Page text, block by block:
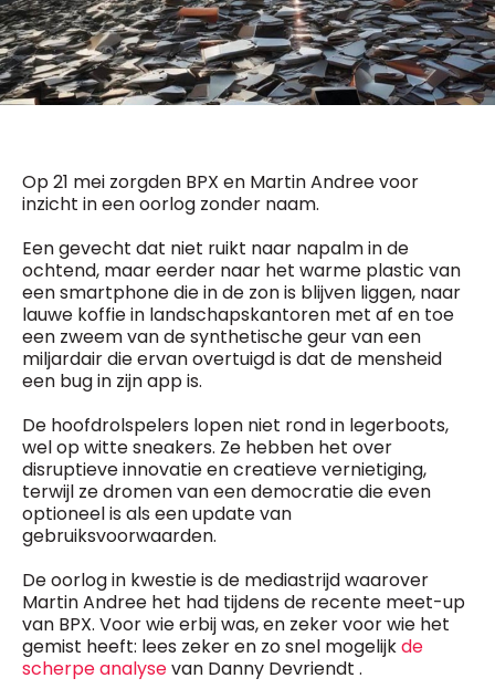
Op 21 mei zorgden BPX en Martin Andree voor
inzicht in een oorlog zonder naam.
Een gevecht dat niet ruikt naar napalm in de
ochtend, maar eerder naar het warme plastic van
een smartphone die in de zon is blijven liggen, naar
lauwe koffie in landschapskantoren met af en toe
een zweem van de synthetische geur van een
miljardair die ervan overtuigd is dat de mensheid
een bug in zijn app is.
De hoofdrolspelers lopen niet rond in legerboots,
wel op witte sneakers. Ze hebben het over
disruptieve innovatie en creatieve vernietiging,
terwijl ze dromen van een democratie die even
optioneel is als een update van
gebruiksvoorwaarden.
De oorlog in kwestie is de mediastrijd waarover
Martin Andree het had tijdens de recente meet-up
van BPX. Voor wie erbij was, en zeker voor wie het
gemist heeft: lees zeker en zo snel mogelijkde
scherpe analysevan Danny Devriendt .
Fred Bouchar
0498 88 64 89
f.bouchar@mm.be
g.byl@mm.be
Chief Editor
Damien Lemaire
0477 37 31 65
d.lemaire@mm.be
BEVESTIGEN
1 x week
MM Brunch
1 x week
10 x year
Research
10 x year
MM Blue
4 x year
MM Magazine
(digital)
Vragen ?